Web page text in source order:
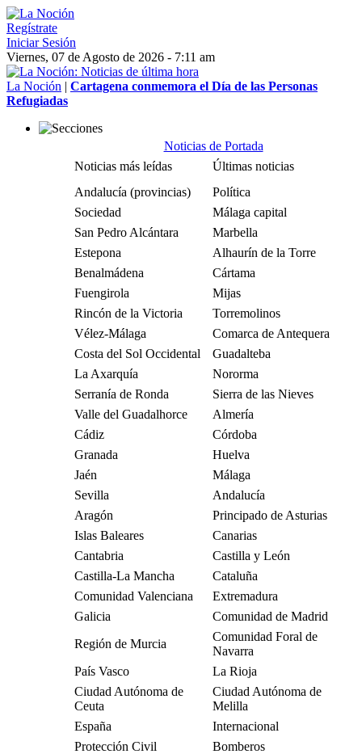
Regístrate
Iniciar Sesión
Viernes, 07 de Agosto de 2026 - 7:11 am
La Noción | Cartagena conmemora el Día de las Personas
Refugiadas
Noticias de Portada
Noticias más leídas
Últimas noticias
Andalucía (provincias)
Política
Sociedad
Málaga capital
San Pedro Alcántara
Marbella
Estepona
Alhaurín de la Torre
Benalmádena
Cártama
Fuengirola
Mijas
Rincón de la Victoria
Torremolinos
Vélez-Málaga
Comarca de Antequera
Costa del Sol Occidental
Guadalteba
La Axarquía
Nororma
Serranía de Ronda
Sierra de las Nieves
Valle del Guadalhorce
Almería
Cádiz
Córdoba
Granada
Huelva
Jaén
Málaga
Sevilla
Andalucía
Aragón
Principado de Asturias
Islas Baleares
Canarias
Cantabria
Castilla y León
Castilla-La Mancha
Cataluña
Comunidad Valenciana
Extremadura
Galicia
Comunidad de Madrid
Región de Murcia
Comunidad Foral de
Navarra
País Vasco
La Rioja
Ciudad Autónoma de
Ceuta
Ciudad Autónoma de
Melilla
España
Internacional
Protección Civil
Bomberos